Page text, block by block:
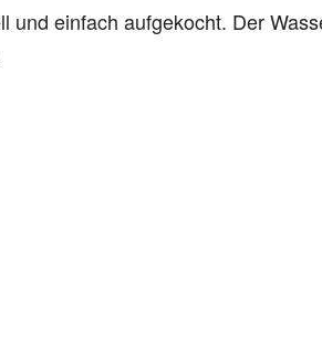
einfach aufgekocht. Der